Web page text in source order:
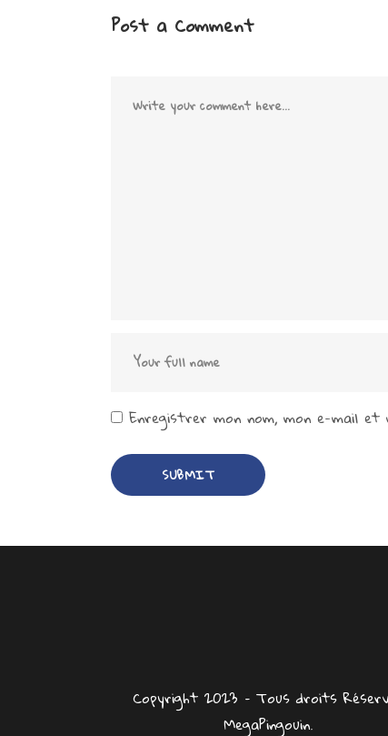
Post a Comment
Enregistrer mon nom, mon e-mail et
Copyright 2023 – Tous droits
MegaPingouin.